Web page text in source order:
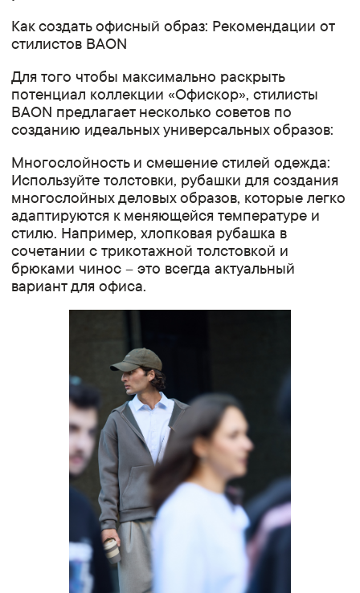
Как создать офисный образ: Рекомендации от
стилистов BAON
Для того чтобы максимально раскрыть
потенциал коллекции «Офискор», стилисты
BAON предлагает несколько советов по
созданию идеальных универсальных образов:
Многослойность и смешение стилей одежда:
Используйте толстовки, рубашки для создания
многослойных деловых образов, которые легко
адаптируются к меняющейся температуре и
стилю. Например, хлопковая рубашка в
сочетании с трикотажной толстовкой и
брюками чинос – это всегда актуальный
вариант для офиса.